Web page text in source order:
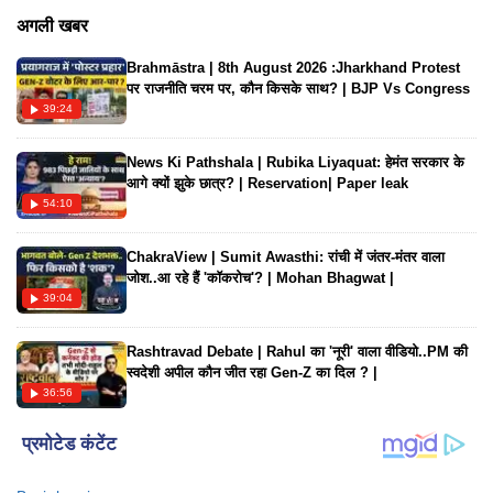
भावनाओं की पुष्टि नहीं की, लेकिन उनके रोमांस की अफवाह मीडिया में चर्चा
फैलाने वाला यह जोड़ा अब अलग हो गया है।]
अगली खबर
39:24
Brahmāstra | 8th August 2026 :Jharkhand Protest
पर राजनीति चरम पर, कौन किसके साथ? | BJP Vs Congress
54:10
News Ki Pathshala | Rubika Liyaquat: हेमंत सरकार के
आगे क्यों झुके छात्र? | Reservation| Paper leak
39:04
ChakraView | Sumit Awasthi: रांची में जंतर-मंतर वाला
जोश..आ रहे हैं 'कॉकरोच'? | Mohan Bhagwat |
36:56
Rashtravad Debate | Rahul का 'नूरी' वाला वीडियो..PM की
स्वदेशी अपील कौन जीत रहा Gen-Z का दिल ? |